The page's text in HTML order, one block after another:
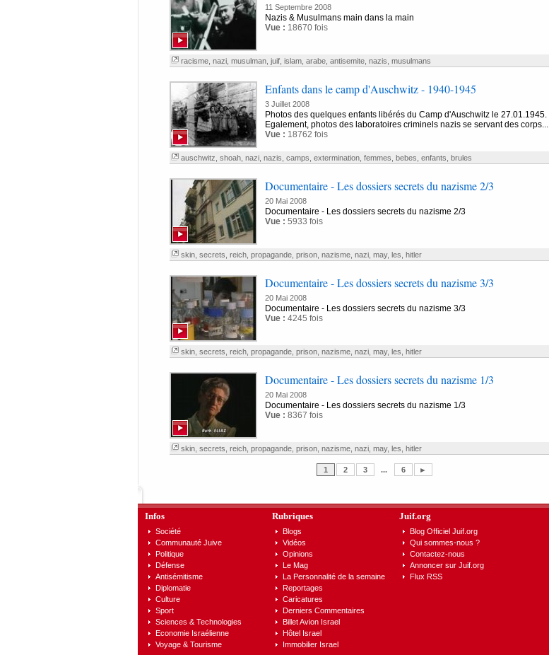
11 Septembre 2008
Nazis & Musulmans main dans la main
Vue : 18670 fois
racisme, nazi, musulman, juif, islam, arabe, antisemite, nazis musulmans
Enfants dans le camp d'Auschwitz - 1940-1945
3 Juillet 2008
Photos des quelques enfants libérés du Camp d'Auschwitz le 27.01.1945.
Egalement, photos des laboratoires criminels nazis se servant des corps...
Vue : 18762 fois
auschwitz shoah, nazi, nazis camps extermination, femmes bebes enfants brules
Documentaire - Les dossiers secrets du nazisme 2/3
20 Mai 2008
Documentaire - Les dossiers secrets du nazisme 2/3
Vue : 5933 fois
skin, secrets reich, propagande, prison, nazisme, nazi, may, les hitler
Documentaire - Les dossiers secrets du nazisme 3/3
20 Mai 2008
Documentaire - Les dossiers secrets du nazisme 3/3
Vue : 4245 fois
skin, secrets reich, propagande, prison, nazisme, nazi, may, les hitler
Documentaire - Les dossiers secrets du nazisme 1/3
20 Mai 2008
Documentaire - Les dossiers secrets du nazisme 1/3
Vue : 8367 fois
skin, secrets reich, propagande, prison, nazisme, nazi, may, les hitler
1 2 3 ... 6 ►
Infos
Société
Communauté Juive
Politique
Défense
Antisémitisme
Diplomatie
Culture
Sport
Sciences & Technologies
Economie Israélienne
Voyage & Tourisme
Rubriques
Blogs
Vidéos
Opinions
Le Mag
La Personnalité de la semaine
Reportages
Caricatures
Derniers Commentaires
Billet Avion Israel
Hôtel Israel
Immobilier Israel
Juif.org
Blog Officiel Juif.org
Qui sommes-nous ?
Contactez-nous
Annoncer sur Juif.org
Flux RSS